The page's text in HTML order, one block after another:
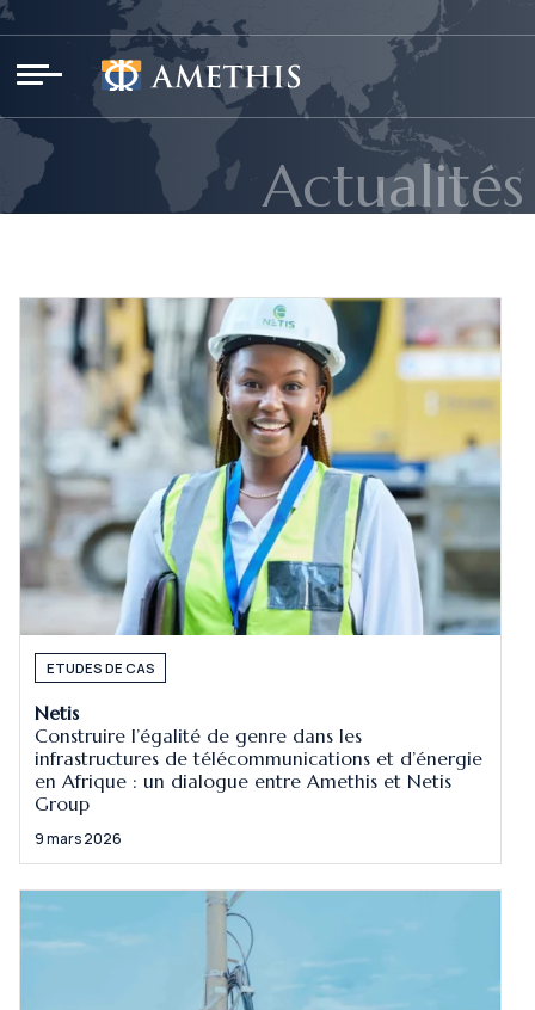
Actualités
ETUDES DE CAS
Netis
Construire l’égalité de genre dans les
infrastructures de télécommunications et d’énergie
en Afrique : un dialogue entre Amethis et Netis
Group
9 mars 2026
Panneau de gestion des cookies